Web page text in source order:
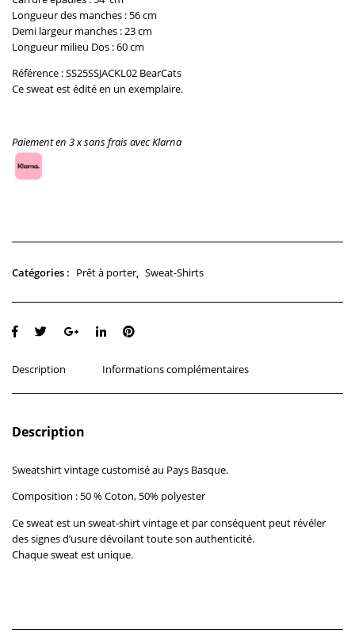
Longueur des manches : 56cm
Demi largeur manches :23cm
Longueur milieu Dos :60cm
Référence : SS25SSJACKL02 BearCats
Ce sweat est édité en un exemplaire.
Paiement en 3 x sans frais avec Klarna
Catégories : Prêt à porter, Sweat-Shirts
Description Informations complémentaires
Description
Sweatshirt vintage customisé au Pays Basque.
Composition : 50 % Coton, 50% polyester
Ce sweat est un sweat-shirt vintage et par conséquent peut révéler
des signes d’usure dévoilant toute son authenticité.
Chaque sweat est unique.